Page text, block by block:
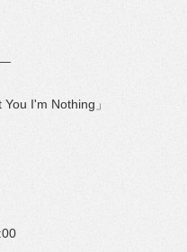
I'm Nothing」